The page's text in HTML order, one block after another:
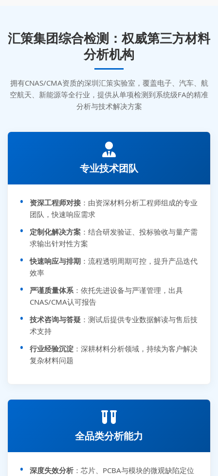
汇策集团综合检测：权威第三方材料
分析机构
拥有CNAS/CMA资质的深圳汇策实验室，覆盖电子、汽车、航
空航天、新能源等全行业，提供从单项检测到系统级FA的精准
分析与技术解决方案
专业技术团队
资深工程师对接 ：由资深材料分析工程师组成的专业
团队，快速响应需求
定制化解决方案 ：结合研发验证、投标验收与量产需
求输出针对性方案
快速响应与排期 ：流程透明周期可控，提升产品迭代
效率
严谨质量体系 ：依托先进设备与严谨管理，出具
CNAS/CMA认可报告
技术咨询与答疑 ：测试后提供专业数据解读与售后技
术支持
行业经验沉淀 ：深耕材料分析领域，持续为客户解决
复杂材料问题
全品类分析能力
深度失效分析 ：芯片、PCBA与模块的微观缺陷定位